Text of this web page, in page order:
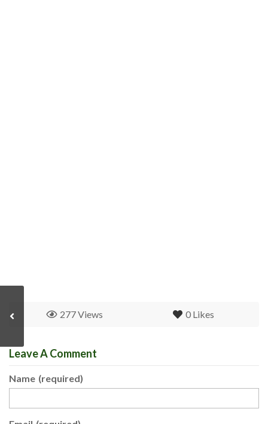
0 Likes
277 Views
Leave A Comment
Name (required)